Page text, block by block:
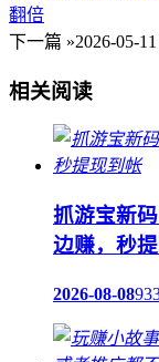
翻倍
下一篇 »2026-05-11
相关阅读
抓游宝新
边赚，秒
2026-08-08